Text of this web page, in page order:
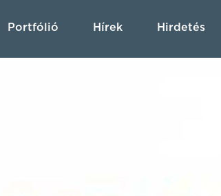
Portfólió Hírek Hirdetés